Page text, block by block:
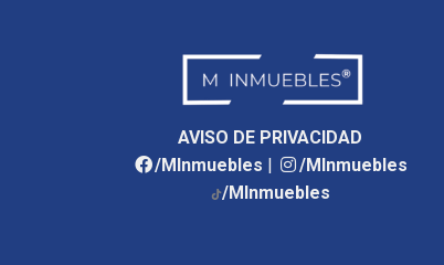
AVISO DE PRIVACIDAD
/MInmuebles |
/MInmuebles
/MInmuebles